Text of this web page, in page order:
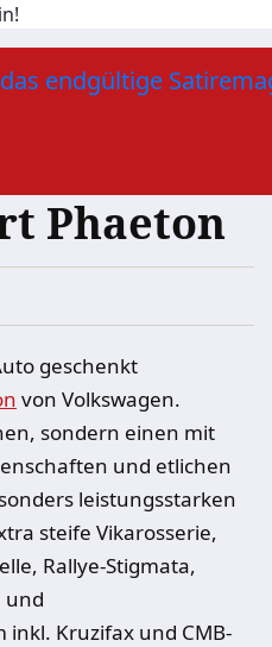
Phaeton
geschenkt
von Volkswagen.
sondern einen mit
und etlichen
leistungsstarken
steife Vikarosserie,
Rallye-Stigmata,
und
inkl. Kruzifax und CMB-